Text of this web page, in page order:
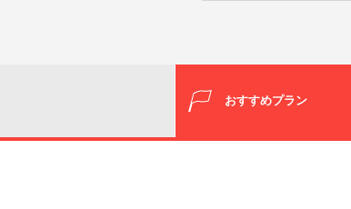
おすすめプラン